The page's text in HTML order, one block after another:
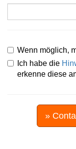
Wenn möglich,
Ich habe die
erkenne diese
»